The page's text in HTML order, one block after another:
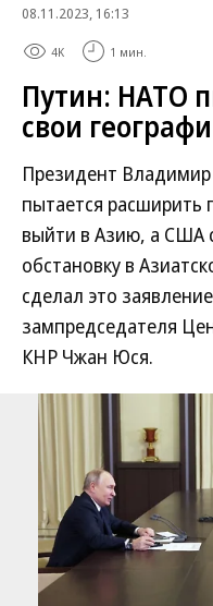
08.11.2023, 16:13
4K 1 мин.
Путин: НАТО
свои
Президент
пытается расширить
выйти в Азию, а США
обстановку в
сделал это
зампредседателя
КНР Чжан Юся.